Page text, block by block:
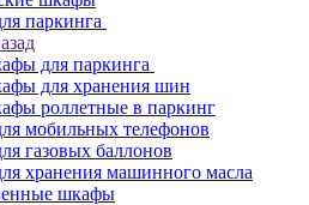
паркинга
для паркинга
для хранения шин
роллетные в паркинг
мобильных телефонов
газовых баллонов
хранения машинного масла
шкафы